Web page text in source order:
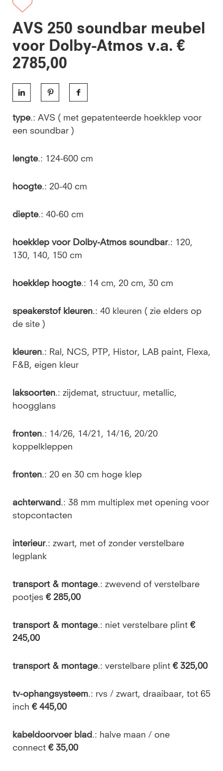
AVS 250 soundbar meubel
voor Dolby-Atmos v.a. €
2785,00
type.: AVS ( met gepatenteerde hoekklep voor
een soundbar )
lengte.: 124-600 cm
hoogte.: 20-40 cm
diepte.: 40-60 cm
hoekklep voor Dolby-Atmos soundbar.: 120,
130, 140, 150 cm
hoekklep hoogte.: 14 cm, 20 cm, 30 cm
speakerstof kleuren.: 40 kleuren ( zie elders op
de site )
kleuren.: Ral, NCS, PTP, Histor, LAB paint, Flexa,
F&B, eigen kleur
laksoorten.: zijdemat, structuur, metallic,
hoogglans
fronten.: 14/26, 14/21, 14/16, 20/20
koppelkleppen
fronten.: 20 en 30 cm hoge klep
achterwand.: 38 mm multiplex met opening voor
stopcontacten
interieur.: zwart, met of zonder verstelbare
legplank
transport & montage.: zwevend of verstelbare
pootjes € 285,00
transport & montage.: niet verstelbare plint €
245,00
transport & montage.: verstelbare plint € 325,00
tv-ophangsysteem.: rvs / zwart, draaibaar, tot 65
inch € 445,00
kabeldoorvoer blad.: halve maan / one
connect € 35,00